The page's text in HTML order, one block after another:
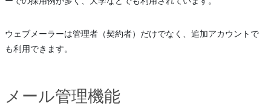
ウェブメーラーは管理者（契約者）だけでなく、追加アカウントで
も利用できます。
メール管理機能